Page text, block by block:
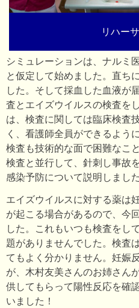
リハー
シミュレーションは、ナルミ
と仮定して始めました。直ち
した。そして採血した血液が
査とエイズウイルスの検査を
は、検査に関しては臨床検査
く、看護師全員ができるよう
検査も技術的な面で困難なこ
検査と並行して、針刺し事故
感染予防について説明しました
エイズウイルスに対する薬は
が起こる場合があるので、今
した。これもいつも検査をし
題がありませんでした。検査
てもよく分かりません。妊娠
が、木村友美さんのお姉さん
供してもらって陽性反応を確
いました！